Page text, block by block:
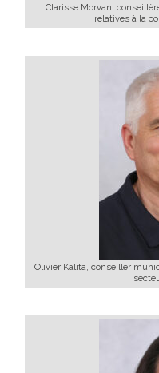
Clarisse Morvan,
relatives à la
Olivier Kalita, conseiller